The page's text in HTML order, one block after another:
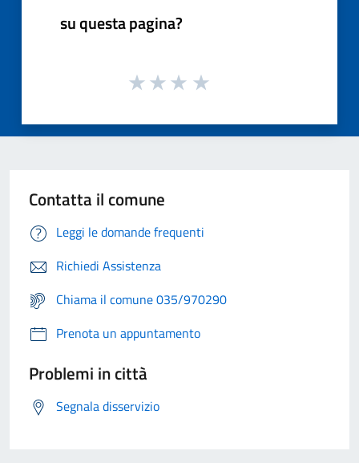
su questa pagina?
Contatta il comune
Leggi le domande frequenti
Richiedi Assistenza
Chiama il comune 035/970290
Prenota un appuntamento
Problemi in città
Segnala disservizio